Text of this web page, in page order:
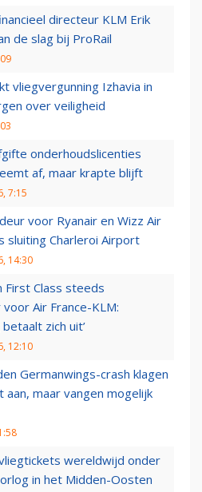
directeur KLM Erik
de slag bij ProRail
vliegvergunning Izhavia in
over veiligheid
onderhoudslicenties
af, maar krapte blijft
7:15
voor Ryanair en Wizz Air
sluiting Charleroi Airport
14:30
First Class steeds
Air France-KLM:
zich uit’
12:10
Germanwings-crash klagen
aan, maar vangen mogelijk
wereldwijd onder
in het Midden-Oosten